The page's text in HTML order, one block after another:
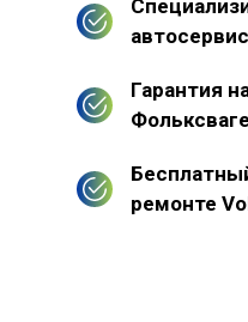
Гарантия
ремонте